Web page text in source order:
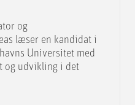
og
læser en kandidat i
Universitet med
og udvikling i det